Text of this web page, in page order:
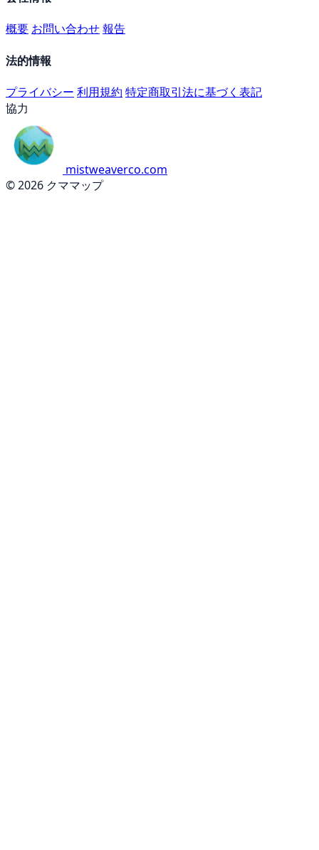
概要 お問い合わせ報告
法的情報
プライバシー 利用規約 特定商取引法に基づく表記
協力
mistweaverco.com
© 2026 クママップ